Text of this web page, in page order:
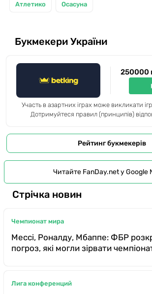
Атлетико Осасуна
Букмекери України
250000
Участь в азартних іграх може викликати
Дотримуйтеся правил (принципів)
Рейтинг букмекерів
Читайте FanDay.net у Google
Стрічка новин
Чемпионат мира
Мессі, Роналду, Мбаппе: ФБР
погроз, які могли зірвати
Лига конференций